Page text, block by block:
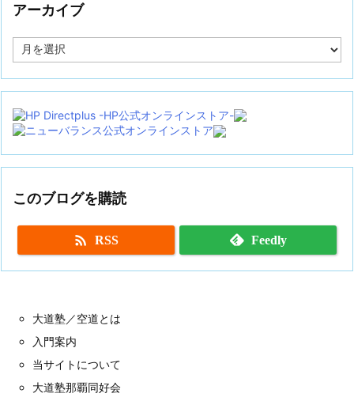
アーカイブ
ー
イ
このブログを購読
 RSS Feedly
大道塾／空道とは
入門案内
当サイトについて
大道塾那覇同好会